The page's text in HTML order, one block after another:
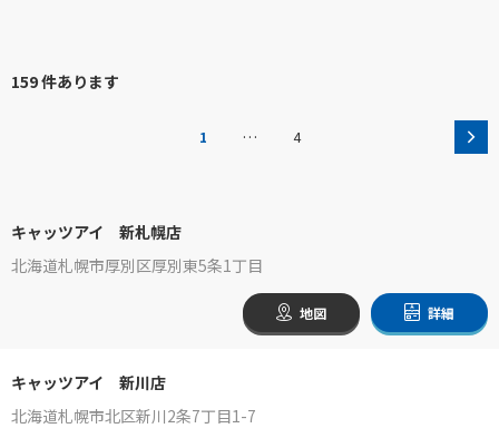
159 件あります
1 … 4
キャッツアイ 新札幌店
北海道札幌市厚別区厚別東5条1丁目
地図 詳細
キャッツアイ 新川店
北海道札幌市北区新川2条7丁目1-7